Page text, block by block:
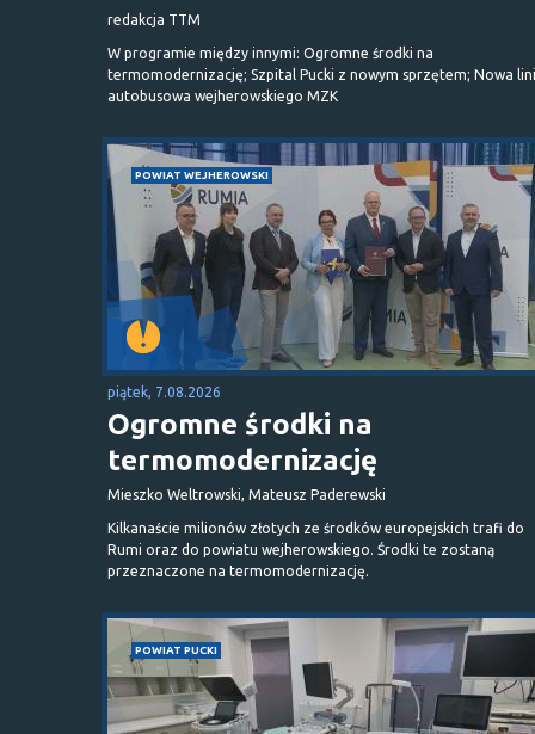
redakcja TTM
W programie między innymi: Ogromne środki na
termomodernizację; Szpital Pucki z nowym sprzętem; Nowa
autobusowa wejherowskiego MZK
POWIAT WEJHEROWSKI
piątek, 7.08.2026
Ogromne środki na
termomodernizację
Mieszko Weltrowski, Mateusz Paderewski
Kilkanaście milionów złotych ze środków europejskich trafi do
Rumi oraz do powiatu wejherowskiego. Środki te zostaną
przeznaczone na termomodernizację.
POWIAT PUCKI